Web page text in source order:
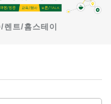
렌트/홈스테이